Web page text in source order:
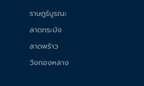
ราษฎร์บูรณะ
ลาดกระบัง
ลาดพร้าว
วังทองหลาง